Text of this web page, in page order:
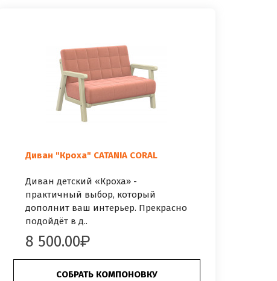
Диван "Кроха" CATANIA CORAL
Диван детский «Кроха» -
практичный выбор, который
дополнит ваш интерьер. Прекрасно
подойдёт в д..
8 500.00
СОБРАТЬ КОМПОНОВКУ